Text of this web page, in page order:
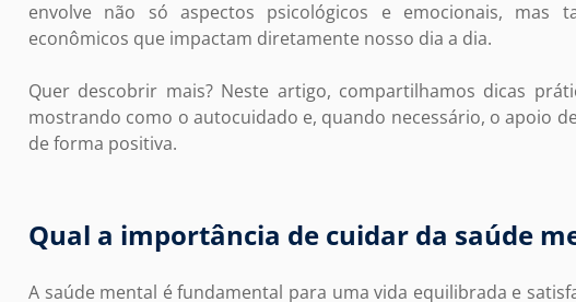
envolve não só aspectos psicológicos e emocionais, mas
econômicos que impactam diretamente nosso dia a dia.
Quer descobrir mais? Neste artigo, compartilhamos dicas
mostrando como o autocuidado e, quando necessário, o apoio
de forma positiva.
Qual a importância de cuidar da saúde
A saúde mental é fundamental para uma vida equilibrada e